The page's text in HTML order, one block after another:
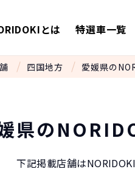
とは 特選車一覧
四国地方 愛媛県の
県の
下記掲載店舗は